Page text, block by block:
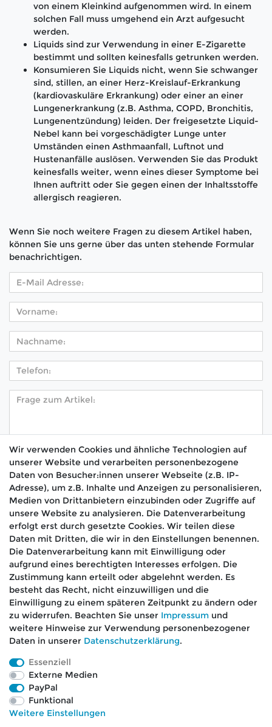
von einem Kleinkind aufgenommen wird. In einem
solchen Fall muss umgehend ein Arzt aufgesucht
werden.
Liquids sind zur Verwendung in einer E-Zigarette
bestimmt und sollten keinesfalls getrunken werden.
Konsumieren Sie Liquids nicht, wenn Sie schwanger
sind, stillen, an einer Herz-Kreislauf-Erkrankung
(kardiovaskuläre Erkrankung) oder einer an einer
Lungenerkrankung (z.B. Asthma, COPD, Bronchitis,
Lungenentzündung) leiden. Der freigesetzte Liquid-
Nebel kann bei vorgeschädigter Lunge unter
Umständen einen Asthmaanfall, Luftnot und
Hustenanfälle auslösen. Verwenden Sie das Produkt
keinesfalls weiter, wenn eines dieser Symptome bei
Ihnen auftritt oder Sie gegen einen der Inhaltsstoffe
allergisch reagieren.
Wenn Sie noch weitere Fragen zu diesem Artikel haben,
können Sie uns gerne über das unten stehende Formular
benachrichtigen.
Hiermit bestätige ich, dass ich dieDaten­schutz­
erklärung gelesen habe. *
Absenden
🚚 Schneller Versand
📦 Kostenloser Versand ab 75 €
📞 Kostenlose Beratung per Telefon &
WhatsApp
Impressum
Barrierefreiheitserklärung
Wir verwenden Cookies und ähnliche Technologien auf
unserer Website und verarbeiten personenbezogene
Daten von Besucher:innen unserer Webseite (z.B. IP-
Adresse), um z.B. Inhalte und Anzeigen zu personalisieren,
Medien von Drittanbietern einzubinden oder Zugriffe auf
unsere Website zu analysieren. Die Datenverarbeitung
erfolgt erst durch gesetzte Cookies. Wir teilen diese
Daten mit Dritten, die wir in den Einstellungen benennen.
Die Datenverarbeitung kann mit Einwilligung oder
aufgrund eines berechtigten Interesses erfolgen. Die
Zustimmung kann erteilt oder abgelehnt werden. Es
besteht das Recht, nicht einzuwilligen und die
Einwilligung zu einem späteren Zeitpunkt zu ändern oder
zu widerrufen. Beachten Sie unser Impressum und
weitere Hinweise zur Verwendung personenbezogener
Daten in unserer Daten­schutz­erklärung.
Essenziell
Externe Medien
PayPal
Funktional
Weitere Einstellungen